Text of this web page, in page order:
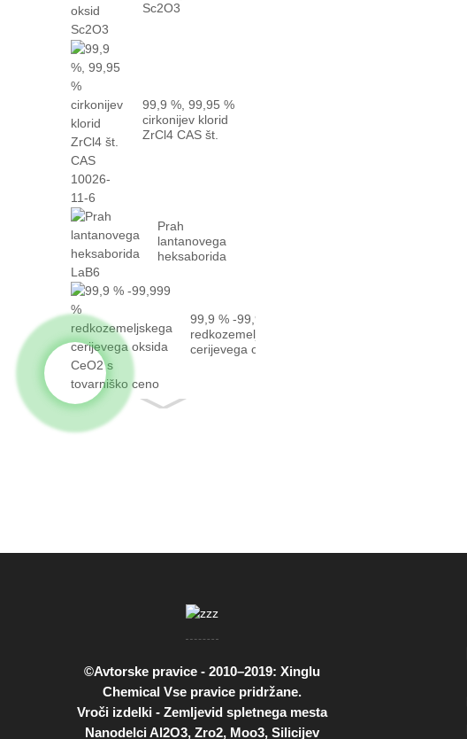
Sc2O3
99,9 %, 99,95 %
cirkonijev klorid
ZrCl4 CAS št.
Prah
lantanovega
heksaborida
99,9 % -99,999 %
redkozemeljskega
cerijevega oksida
©Avtorske pravice - 2010–2019: Xinglu
Chemical Vse pravice pridržane.
Vroči izdelki- Zemljevid spletnega mesta
Nanodelci Al2O3, Zro2, Moo3, Silicijev